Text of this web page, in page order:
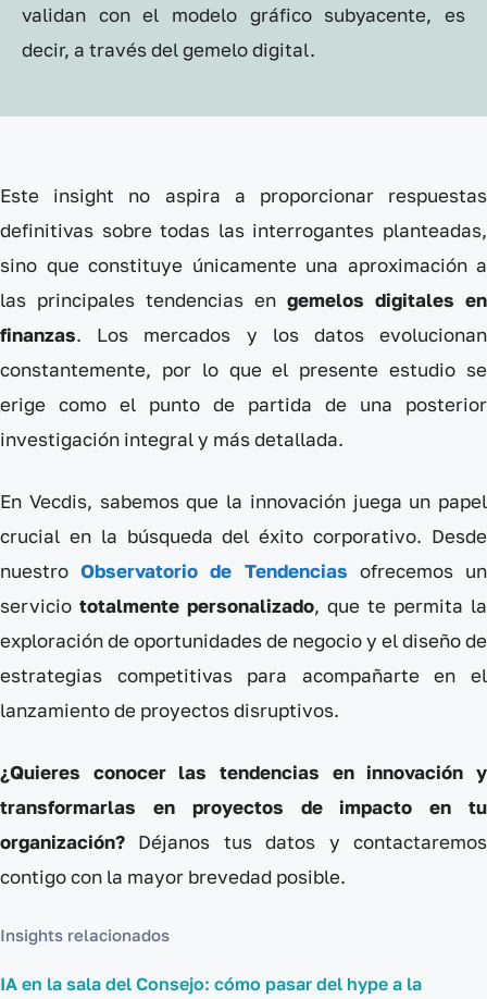
validan con el modelo gráfico subyacente, es
decir, a través del gemelo digital.
Este insight no aspira a proporcionar respuestas
definitivas sobre todas las interrogantes planteadas,
sino que constituye únicamente una aproximación a
las principales tendencias en gemelos digitales en
finanzas. Los mercados y los datos evolucionan
constantemente, por lo que el presente estudio se
erige como el punto de partida de una posterior
investigación integral y más detallada.
En Vecdis, sabemos que la innovación juega un papel
crucial en la búsqueda del éxito corporativo. Desde
nuestroObservatorio de Tendencias ofrecemos un
servicio totalmente personalizado, que te permita la
exploración de oportunidades de negocio y el diseño de
estrategias competitivas para acompañarte en el
lanzamiento de proyectos disruptivos.
¿Quieres conocer las tendencias en innovación y
transformarlas en proyectos de impacto en tu
organización? Déjanos tus datos y contactaremos
contigo con la mayor brevedad posible.
Insights relacionados
IA en la sala del Consejo: cómo pasar del hype a la